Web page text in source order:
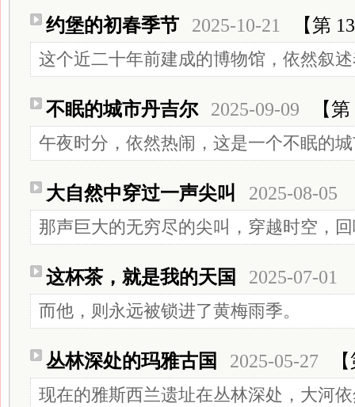
约堡的初春季节 2025-10-21 【第
这个近二十年前建成的博物馆，依然叙
不眠的城市丹吉尔 2025-09-09 【
午夜时分，依然热闹，这是一个不眠的
大自然中穿过一声尖叫 2025-08-05
那声巨大的无穷尽的尖叫，穿越时空，
这杯茶，就是我的天国 2025-07-01
而他，则永远被锁进了黄梅雨季。
丛林深处的玛雅古国 2025-05-27
现在的雅斯西兰遗址在丛林深处，大河